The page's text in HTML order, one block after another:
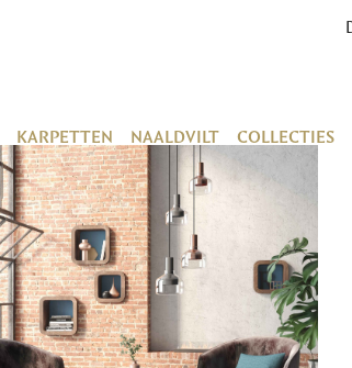
KARPETTEN NAALDVILT COLLECTIES